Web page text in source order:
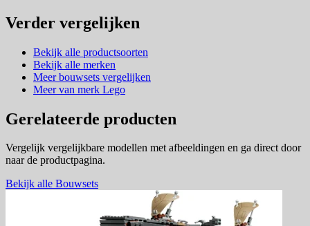
Verder vergelijken
Bekijk alle productsoorten
Bekijk alle merken
Meer bouwsets vergelijken
Meer van merk Lego
Gerelateerde producten
Vergelijk vergelijkbare modellen met afbeeldingen en ga direct door
naar de productpagina.
Bekijk alle Bouwsets